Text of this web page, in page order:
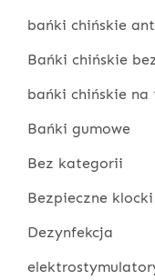
bańki chińskie
Bańki chińskie
bańki chińskie na
Bańki gumowe
Bez kategorii
Bezpieczne
Dezynfekcja